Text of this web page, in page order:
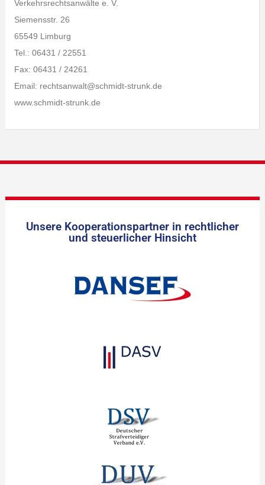
Verkehrsrechtsanwälte e. V.
Siemensstr. 26
65549 Limburg
Tel.: 06431 / 22551
Fax: 06431 / 24261
Email: rechtsanwalt@schmidt-strunk.de
www.schmidt-strunk.de
Unsere Kooperationspartner in rechtlicher
und steuerlicher Hinsicht